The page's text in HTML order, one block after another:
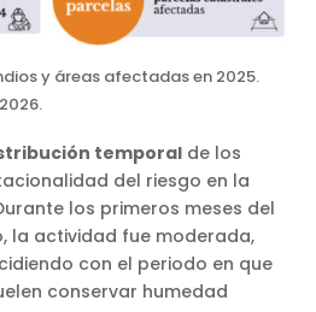
y áreas afectadas en 2025.
temporal de los
del riesgo en la
los primeros meses del
la actividad fue moderada,
con el periodo en que
conservar humedad